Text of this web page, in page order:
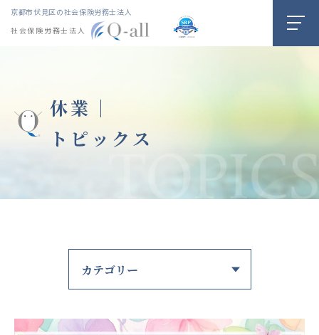
京都市伏見区の社会保険労務士法人
社会保険労務士法人
休業｜
トピックス